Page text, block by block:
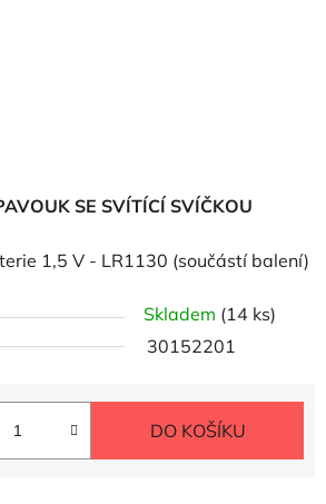
SE SVÍTÍCÍ SVÍČKOU
1,5 V - LR1130 (součástí balení)
Skladem (14 ks)
30152201
DO KOŠÍKU